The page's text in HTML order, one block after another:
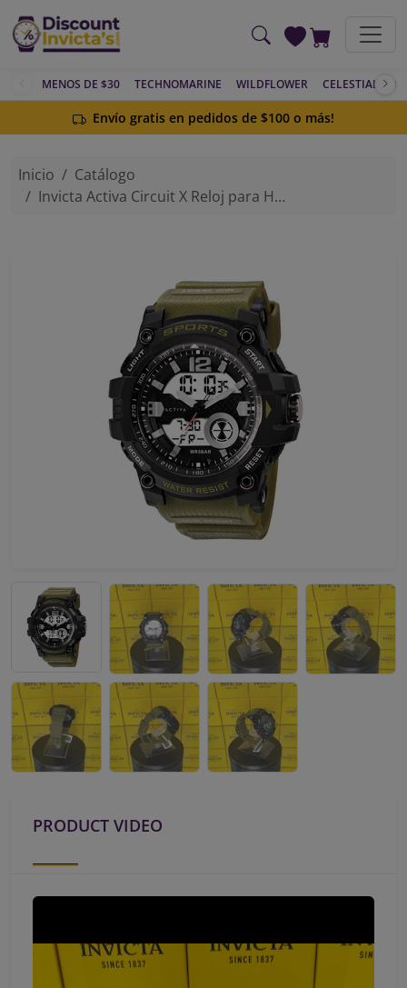
MENOS DE $30 TECHNOMARINE WILDFLOWER CELESTIAL
Envío gratis en pedidos de $100 o más!
Inicio
Catálogo
Invicta Activa Circuit X Reloj para Hombre - 54mm, Verde
PRODUCT VIDEO